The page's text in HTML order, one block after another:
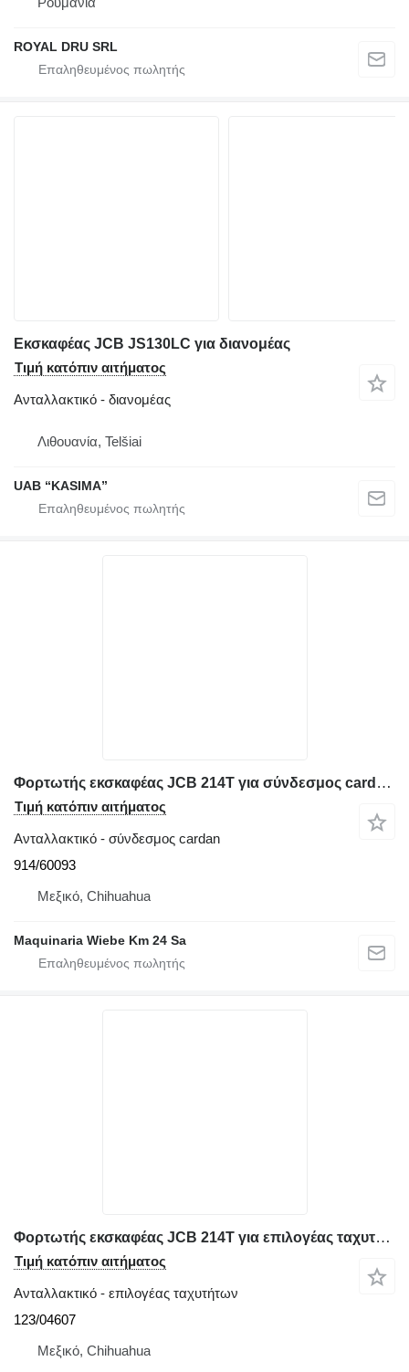
ROYAL DRU SRL
Εκσκαφέας JCB JS130LC για διανομέας
Τιμή κατόπιν αιτήματος
Ανταλλακτικό - διανομέας
Λιθουανία, Telšiai
UAB “KASIMA”
Φορτωτής εκσκαφέας JCB 214T για σύνδεσμος cardan FLECHA DE TREN MOTRIZ EJE TRASERO 914/60093
Τιμή κατόπιν αιτήματος
Ανταλλακτικό - σύνδεσμος cardan
914/60093
Μεξικό, Chihuahua
Maquinaria Wiebe Km 24 Sa
Φορτωτής εκσκαφέας JCB 214T για επιλογέας ταχυτήτων 123/04607
Τιμή κατόπιν αιτήματος
Ανταλλακτικό - επιλογέας ταχυτήτων
123/04607
Μεξικό, Chihuahua